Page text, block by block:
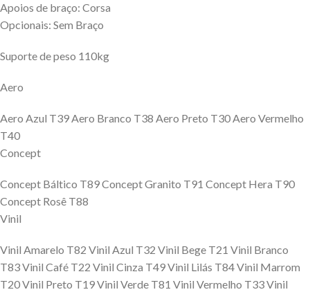
Apoios de braço: Corsa
Opcionais: Sem Braço
Suporte de peso 110kg
Aero
Aero Azul T39 Aero Branco T38 Aero Preto T30 Aero Vermelho
T40
Concept
Concept Báltico T89 Concept Granito T91 Concept Hera T90
Concept Rosê T88
Vinil
Vinil Amarelo T82 Vinil Azul T32 Vinil Bege T21 Vinil Branco
T83 Vinil Café T22 Vinil Cinza T49 Vinil Lilás T84 Vinil Marrom
T20 Vinil Preto T19 Vinil Verde T81 Vinil Vermelho T33 Vinil